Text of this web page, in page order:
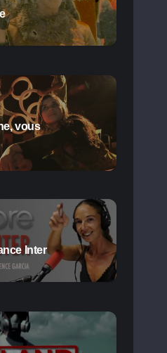
vous
Inter